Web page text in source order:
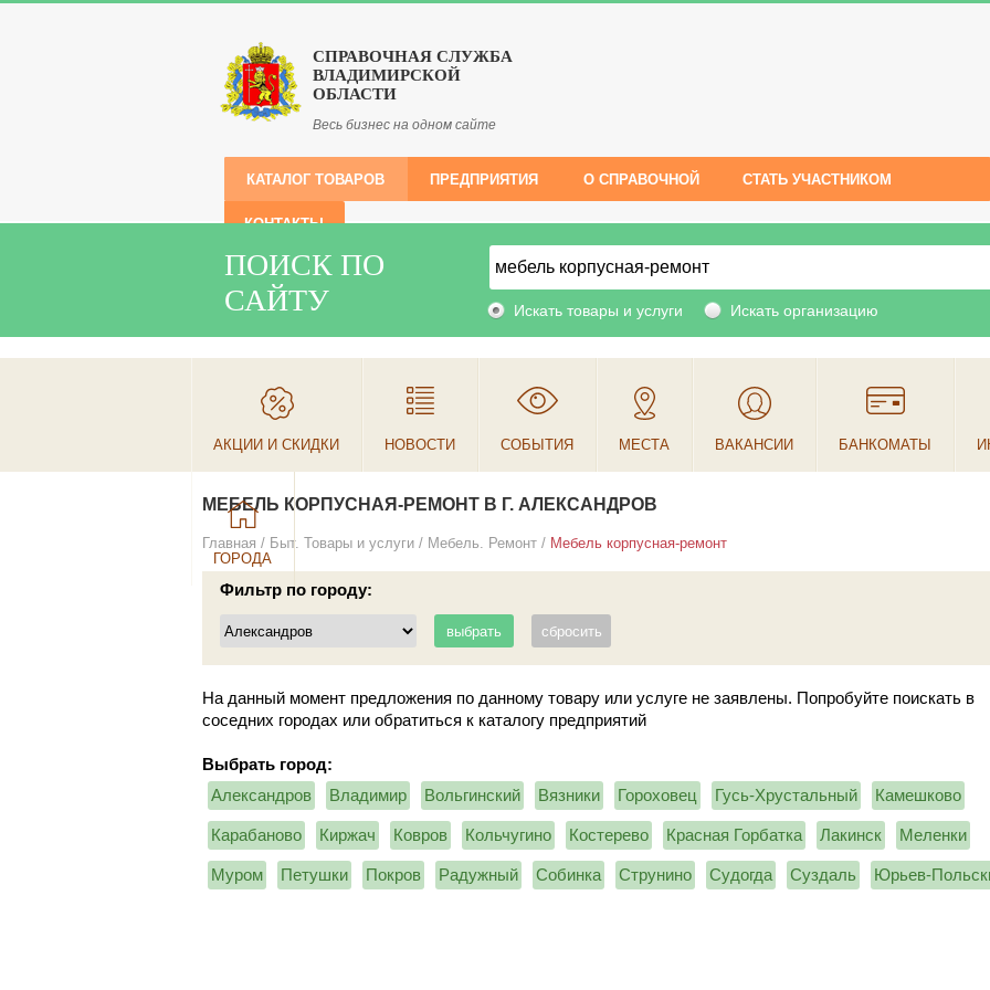
СПРАВОЧНАЯ СЛУЖБА
ВЛАДИМИРСКОЙ
ОБЛАСТИ
Весь бизнес на одном сайте
КАТАЛОГ ТОВАРОВ ПРЕДПРИЯТИЯ О СПРАВОЧНОЙ СТАТЬ УЧАСТНИКОМ
КОНТАКТЫ
ПОИСК ПО
САЙТУ
Искать товары и услуги Искать организацию
АКЦИИ И СКИДКИ НОВОСТИ СОБЫТИЯ МЕСТА ВАКАНСИИ БАНКОМАТЫ
ГОРОДА
МЕБЕЛЬ КОРПУСНАЯ-РЕМОНТ В Г. АЛЕКСАНДРОВ
Главная / Быт. Товары и услуги / Мебель. Ремонт / Мебель корпусная-ремонт
Фильтр по городу:
На данный момент предложения по данному товару или услуге не заявлены. Попробуйте поискать в
соседних городах или обратиться к каталогу предприятий
Выбрать город:
Александров
Владимир Вольгинский Вязники Гороховец Гусь-Хрустальный Камешково
Карабаново Киржач Ковров Кольчугино Костерево Красная Горбатка Лакинск Меленки
Муром Петушки Покров Радужный Собинка Струнино Судогда Суздаль Юрьев-